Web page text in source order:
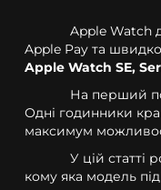
Apple Watch
Apple Pay та
Apple Watch SE,
На перший
Одні годинники
максимум
У цій статті
кому яка модель